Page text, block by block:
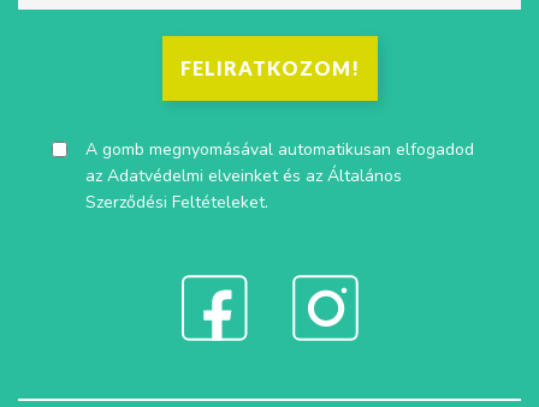
FELIRATKOZOM!
A gomb megnyomásával automatikusan elfogadod
az Adatvédelmi elveinketés az Általános
Szerződési Feltételeket.